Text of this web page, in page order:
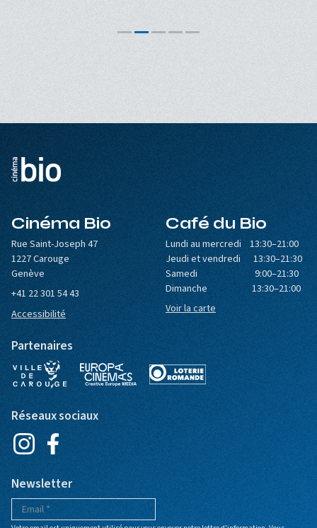
Cinéma Bio
Rue Saint-Joseph 47
1227 Carouge
Genève
+41 22 301 54 43
Accessibilité
Café du Bio
Lundi au mercredi 13:30–21:00
Jeudi et vendredi 13:30–21:30
Samedi 9:00–21:30
Dimanche 13:30–21:00
Voir la carte
Partenaires
Réseaux sociaux
Newsletter